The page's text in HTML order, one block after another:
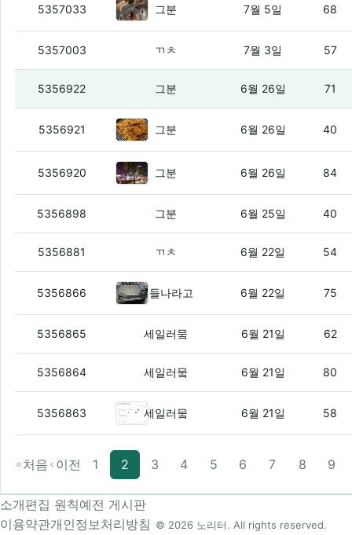
5357033 매미 살아있음? (6)
그분 7월 5일 68
5357003 베트남 개발자 안쓰기로 한듯
ㄲㅊ 7월 3일 57
5356922 디아 메뉴 하나 추가함(5)
그분 6월 26일 71
5356921 서대문역 서대문집 (1)
그분 6월 26일 40
5356920 260번 버스 사고난듯(3)
그분 6월 26일 84
5356898 축구를 보면서 감상문 (1)
그분 6월 25일 40
5356881 오늘도 외쳐봅니다. (4)
ㄲㅊ 6월 22일 54
5356866 모델 YL 어떰(부제 : 테슬람 있음?)
횽들나라고 6월 22일 75
5356865 늬들 다 운전하냐?
세일러뭌 6월 21일 62
5356864 요즘에 자봉을 다니는데(6)
세일러뭌 6월 21일 80
5356863 다크모드를 풀으니 보인다
세일러뭌 6월 21일 58
처음 이전 1 2 3 4 5 6 7 8 9
소개편집 원칙예전 게시판
이용약관개인정보처리방침 © 2026 노리터. All rights reserved.